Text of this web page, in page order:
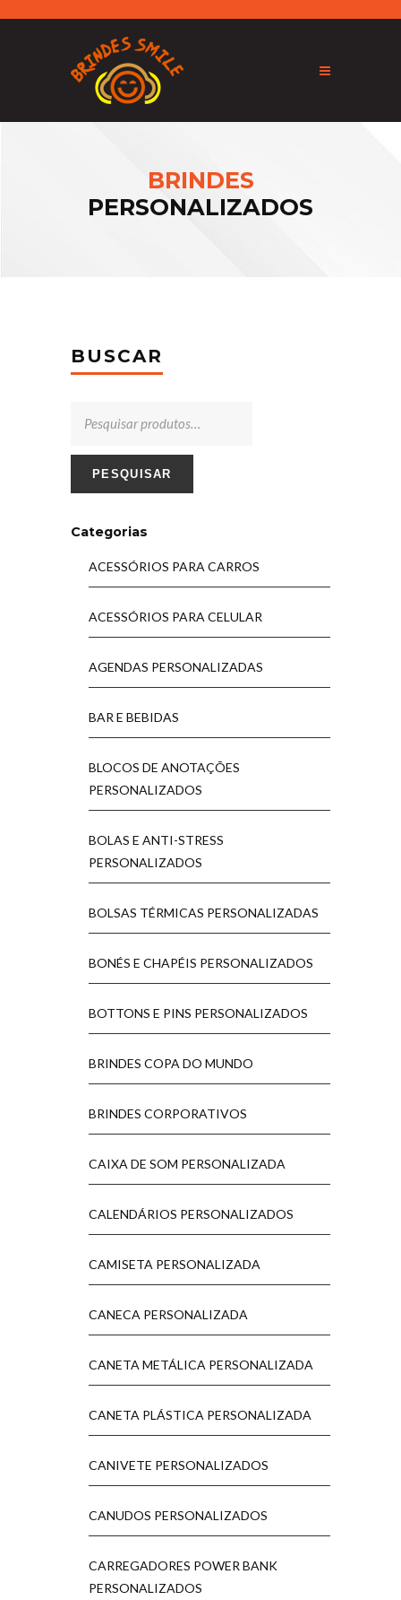
BRINDES
PERSONALIZADOS
BUSCAR
PESQUISAR
Categorias
ACESSÓRIOS PARA CARROS
ACESSÓRIOS PARA CELULAR
AGENDAS PERSONALIZADAS
BAR E BEBIDAS
BLOCOS DE ANOTAÇÕES
PERSONALIZADOS
BOLAS E ANTI-STRESS
PERSONALIZADOS
BOLSAS TÉRMICAS PERSONALIZADAS
BONÉS E CHAPÉIS PERSONALIZADOS
BOTTONS E PINS PERSONALIZADOS
BRINDES COPA DO MUNDO
BRINDES CORPORATIVOS
CAIXA DE SOM PERSONALIZADA
CALENDÁRIOS PERSONALIZADOS
CAMISETA PERSONALIZADA
CANECA PERSONALIZADA
CANETA METÁLICA PERSONALIZADA
CANETA PLÁSTICA PERSONALIZADA
CANIVETE PERSONALIZADOS
CANUDOS PERSONALIZADOS
CARREGADORES POWER BANK
PERSONALIZADOS